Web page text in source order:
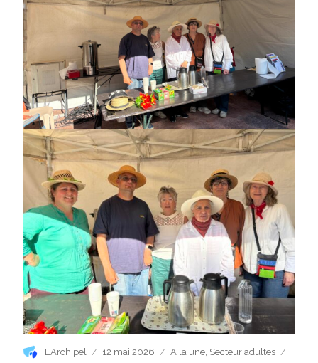
Auteur
L'Archipel
Publié
12 mai 2026 Catégories
A la une, Secteur adultes